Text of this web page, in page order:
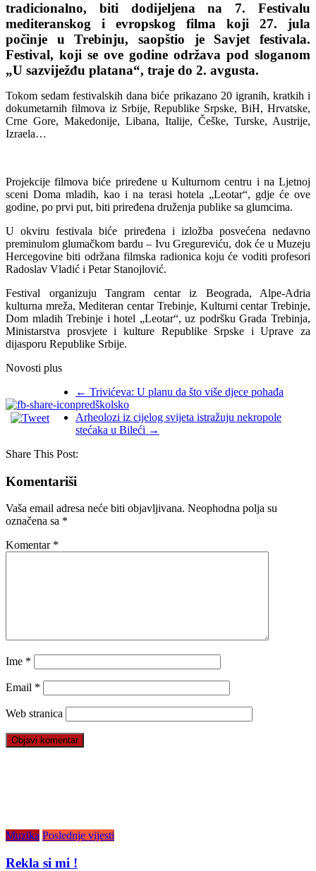
tradicionalno, biti dodijeljena na 7. Festivalu
mediteranskog i evropskog filma koji 27. jula
počinje u Trebinju, saopštio je Savjet festivala.
Festival, koji se ove godine održava pod sloganom
„U sazviježđu platana“, traje do 2. avgusta.
Tokom sedam festivalskih dana biće prikazano 20 igranih, kratkih i
dokumetarnih filmova iz Srbije, Republike Srpske, BiH, Hrvatske,
Crne Gore, Makedonije, Libana, Italije, Češke, Turske, Austrije,
Izraela…
Projekcije filmova biće priređene u Kulturnom centru i na Ljetnoj
sceni Doma mladih, kao i na terasi hotela „Leotar“, gdje će ove
godine, po prvi put, biti priređena druženja publike sa glumcima.
U okviru festivala biće priređena i izložba posvećena nedavno
preminulom glumačkom bardu – Ivu Gregureviću, dok će u Muzeju
Hercegovine biti održana filmska radionica koju će voditi profesori
Radoslav Vladić i Petar Stanojlović.
Festival organizuju Tangram centar iz Beograda, Alpe-Adria
kulturna mreža, Mediteran centar Trebinje, Kulturni centar Trebinje,
Dom mladih Trebinje i hotel „Leotar“, uz podršku Grada Trebinja,
Ministarstva prosvjete i kulture Republike Srpske i Uprave za
dijasporu Republike Srbije.
Novosti plus
← Trivićeva: U planu da što više djece pohađa
predškolsko
Arheolozi iz cijelog svijeta istražuju nekropole
stećaka u Bileći →
Share This Post:
Komentariši
Vaša email adresa neće biti objavljivana. Neophodna polja su
označena sa *
Komentar *
Ime *
Email *
Web stranica
Muzika Poslednje vijesti
Rekla si mi !